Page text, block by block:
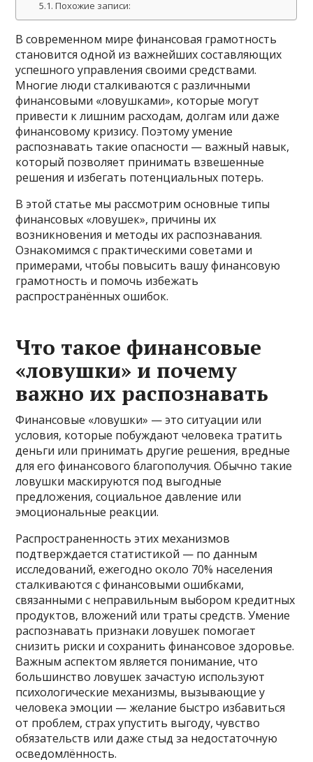
Похожие записи:
В современном мире финансовая грамотность
становится одной из важнейших составляющих
успешного управления своими средствами.
Многие люди сталкиваются с различными
финансовыми «ловушками», которые могут
привести к лишним расходам, долгам или даже
финансовому кризису. Поэтому умение
распознавать такие опасности — важный навык,
который позволяет принимать взвешенные
решения и избегать потенциальных потерь.
В этой статье мы рассмотрим основные типы
финансовых «ловушек», причины их
возникновения и методы их распознавания.
Ознакомимся с практическими советами и
примерами, чтобы повысить вашу финансовую
грамотность и помочь избежать
распространённых ошибок.
Что такое финансовые
«ловушки» и почему
важно их распознавать
Финансовые «ловушки» — это ситуации или
условия, которые побуждают человека тратить
деньги или принимать другие решения, вредные
для его финансового благополучия. Обычно такие
ловушки маскируются под выгодные
предложения, социальное давление или
эмоциональные реакции.
Распространенность этих механизмов
подтверждается статистикой — по данным
исследований, ежегодно около 70% населения
сталкиваются с финансовыми ошибками,
связанными с неправильным выбором кредитных
продуктов, вложений или траты средств. Умение
распознавать признаки ловушек помогает
снизить риски и сохранить финансовое здоровье.
Важным аспектом является понимание, что
большинство ловушек зачастую используют
психологические механизмы, вызывающие у
человека эмоции — желание быстро избавиться
от проблем, страх упустить выгоду, чувство
обязательств или даже стыд за недостаточную
осведомлённость.